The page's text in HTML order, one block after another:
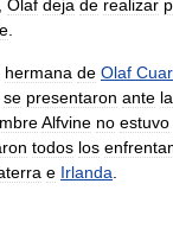
, Olaf deja de realizar
.
hermana de Olaf
se presentaron ante la
Alfvine no estuvo
todos los
e Irlanda.